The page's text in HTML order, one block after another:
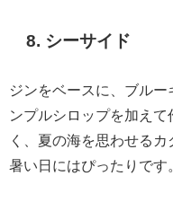
8. シーサイド
ジンをベースに、ブル
ンプルシロップを加えて
く、夏の海を思わせるカ
暑い日にはぴったりです